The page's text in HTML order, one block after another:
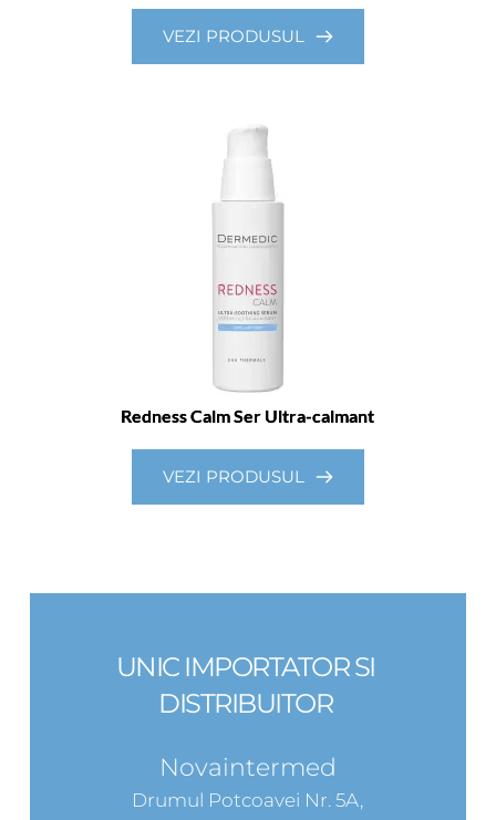
VEZI PRODUSUL
Redness Calm Ser Ultra-calmant
VEZI PRODUSUL
UNIC IMPORTATOR SI
DISTRIBUITOR
Novaintermed
Drumul Potcoavei Nr. 5A,